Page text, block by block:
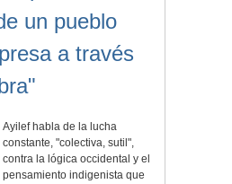
un pueblo
a través
Ayilef habla de la lucha
constante, "colectiva, sutil",
contra la lógica occidental y el
pensamiento indigenista que